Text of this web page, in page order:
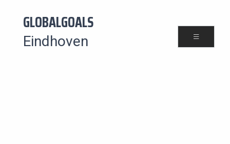
GLOBALGOALS
Eindhoven